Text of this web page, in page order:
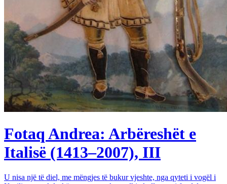
Fotaq Andrea: Arbëreshët e
Italisë (1413–2007), III
U nisa një të diel, me mëngjes të bukur vjeshte, nga qyteti i vogël i